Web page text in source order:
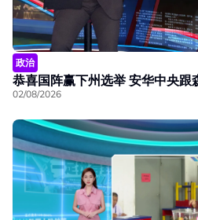
政治
恭喜国阵赢下州选举 安华中央跟
02/08/2026